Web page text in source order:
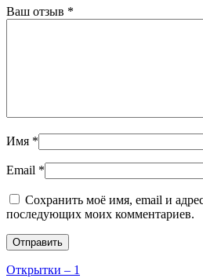
Ваш отзыв *
Имя *
Email *
Сохранить моё имя, email и
последующих моих комментариев.
Открытки – 1